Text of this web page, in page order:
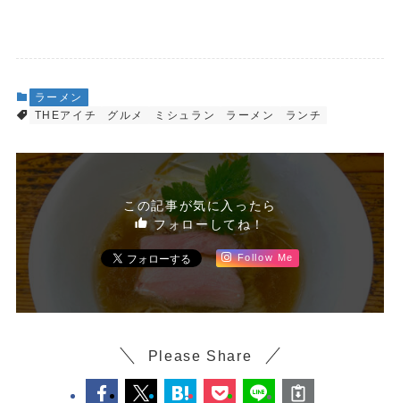
ラーメン
THEアイチ
グルメ ミシュラン ラーメン ランチ
この記事が気に入ったら
フォローしてね！
Follow Me
Please Share